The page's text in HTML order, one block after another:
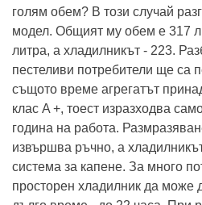
голям обем? В този случай
модел. Общият му обем е 317
литра, а хладилникът - 223.
пестеливи потребители ще са
същото време агрегатът
клас A +, тоест изразходва
година на работа.
извършва ръчно, а
система за капене. За много
просторен хладилник да може